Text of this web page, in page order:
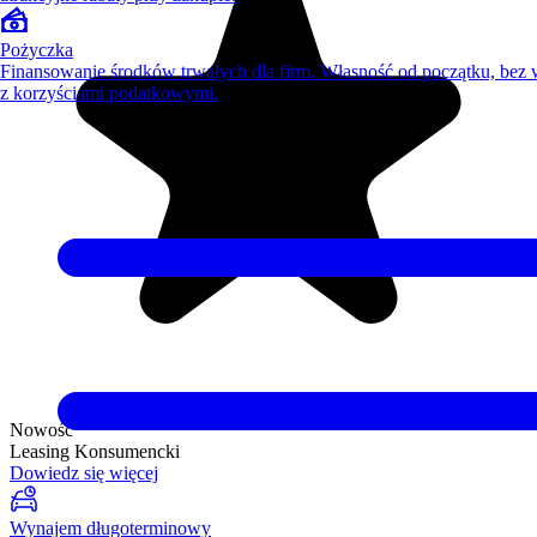
Nowość
Leasing Konsumencki
Dowiedz się więcej
Wynajem długoterminowy
Pożyczka
Finansowanie środków trwałych dla firm. Własność od początku, bez
z korzyściami podatkowymi.